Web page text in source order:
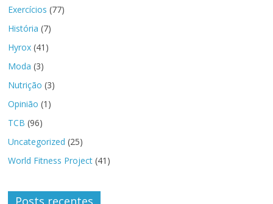
Exercícios (77)
História (7)
Hyrox (41)
Moda (3)
Nutrição (3)
Opinião (1)
TCB (96)
Uncategorized (25)
World Fitness Project (41)